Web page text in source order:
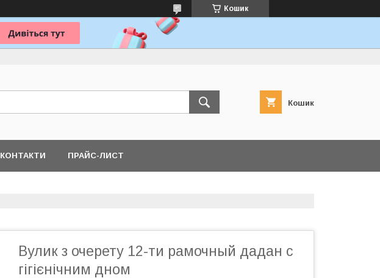
Кошик
Кошик
КОНТАКТИ ПРАЙС-ЛИСТ
Вулик з очерету 12-ти рамочный дадан с
гігієнічним дном